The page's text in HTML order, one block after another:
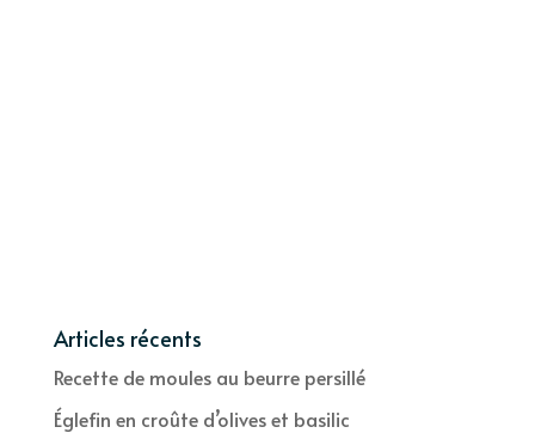
Articles récents
Recette de moules au beurre persillé
Églefin en croûte d’olives et basilic